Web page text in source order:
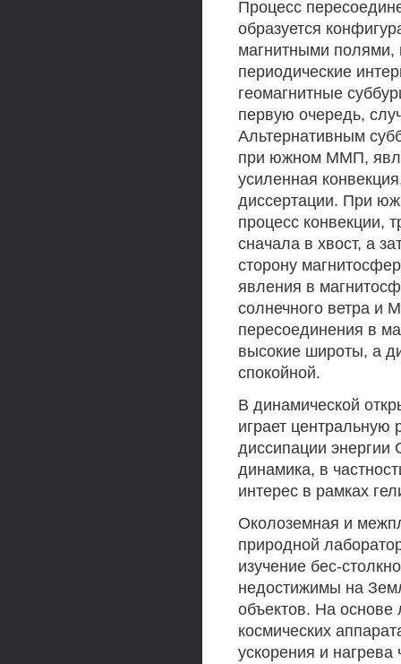
Процесс
образуется
магнитными полями,
периодические
геомагнитные
первую очередь,
Альтернативным
при южном ММП,
усиленная
диссертации. При
процесс конвекции,
сначала в хвост, а
сторону
явления в
солнечного ветра
пересоединения в
высокие широты, а
спокойной.
В динамической
играет центральную
диссипации энергии
динамика, в
интерес в рамках
Околоземная и
природной
изучение бес-
недостижимы на
объектов. На
космических
ускорения и нагрева